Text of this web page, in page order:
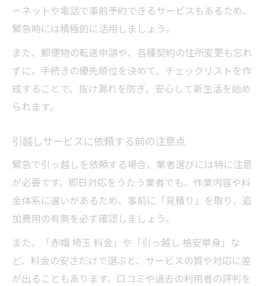
ーネットや電話で事前予約できるサービスもあるため、
緊急時には積極的に活用しましょう。
また、郵便物の転送申請や、各種契約の住所変更も忘れ
ずに。手続きの優先順位を決めて、チェックリストを作
成することで、抜け漏れを防ぎ、安心して新生活を始め
られます。
引越しサービスに依頼する前の注意点
緊急で引っ越しを依頼する場合、業者選びには特に注意
が必要です。即日対応をうたう業者でも、作業内容や料
金体系に違いがあるため、事前に「見積り」を取り、追
加費用の有無を必ず確認しましょう。
また、「赤帽 埼玉 料金」や「引っ越し 格安単身」な
ど、料金の安さだけで選ぶと、サービスの質や対応に差
が出ることもあります。口コミや過去の利用者の評判を